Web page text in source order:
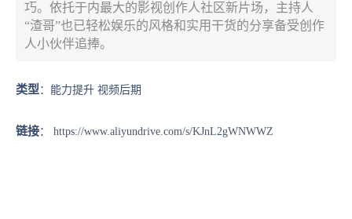
巧。依托于内最大的影视创作人社区新片场，主持人
“渣哥”也已轻松娱乐的风格和实用干货的分享备受创作
人小伙伴追捧。
类型 ：能力提升 视频后期
链接： https://www.aliyundrive.com/s/KJnL2gWNWWZ